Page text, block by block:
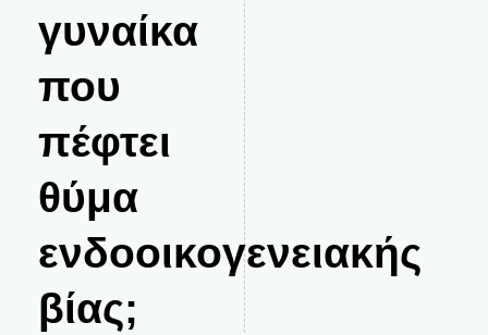
γυναίκα
που
πέφτει
θύμα
ενδοοικογενειακής
βίας;